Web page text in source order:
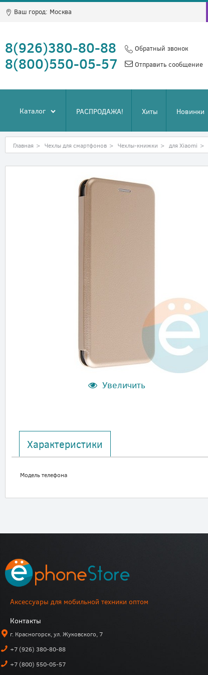
Ваш город: Москва
8(926)380-80-88
8(800)550-05-57
Обратный звонок
Отправить сообщение
Каталог РАСПРОДАЖА! Хиты Новинки
Главная > Чехлы для смартфонов > Чехлы-книжки > для Xiaomi >
Увеличить
Характеристики
Модель телефона
Аксессуары для мобильной техники оптом
Контакты
г. Красногорск, ул. Жуковского, 7
+7 (926) 380-80-88
+7 (800) 550-05-57